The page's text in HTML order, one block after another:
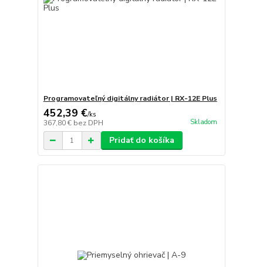
Programovateľný digitálny radiátor | RX-12E Plus
452,39 €/ks
367,80 € bez DPH Skladom
Pridať do košíka